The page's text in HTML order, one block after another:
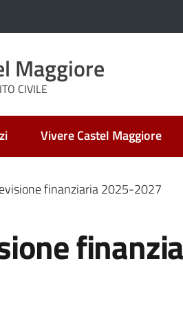
Maggiore
CIVILE
Vivere Castel Maggiore
finanziaria 2025-2027